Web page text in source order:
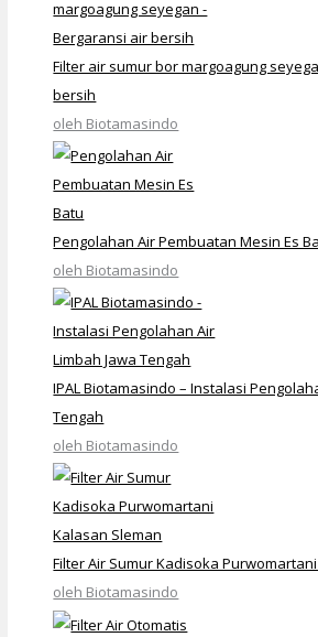
Filter air sumur bor margoagung
bersih
oleh Biotamasindo
Pengolahan Air Pembuatan Mesin Es
oleh Biotamasindo
IPAL Biotamasindo – Instalasi
Tengah
oleh Biotamasindo
Filter Air Sumur Kadisoka
oleh Biotamasindo